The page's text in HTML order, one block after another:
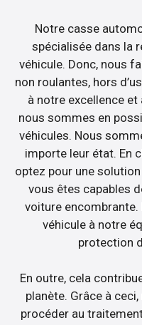
Notre casse
spécialisée dans la
véhicule. Donc, nous
non roulantes, hors
à notre excellence
nous sommes en
véhicules. Nous
importe leur état. En
optez pour une
vous êtes capables
voiture
véhicule à notre
protection
En outre, cela
planète. Grâce à
procéder au